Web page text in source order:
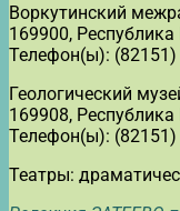
Воркутинский
169900,
Телефон(ы): (82151)
Геологический
169908,
Телефон(ы): (82151)
Театры: